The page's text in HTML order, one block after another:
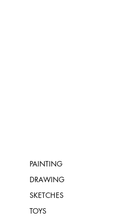
PAINTING
DRAWING
SKETCHES
TOYS